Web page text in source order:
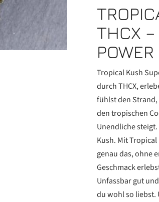
THCX
Extreme
Menge
THCX –
POWER
Tropical Kush
durch THCX,
fühlst den
den tropischen
Unendliche
Kush. Mit
genau das, ohne
Geschmack
Unfassbar gut
du wohl so liebst.